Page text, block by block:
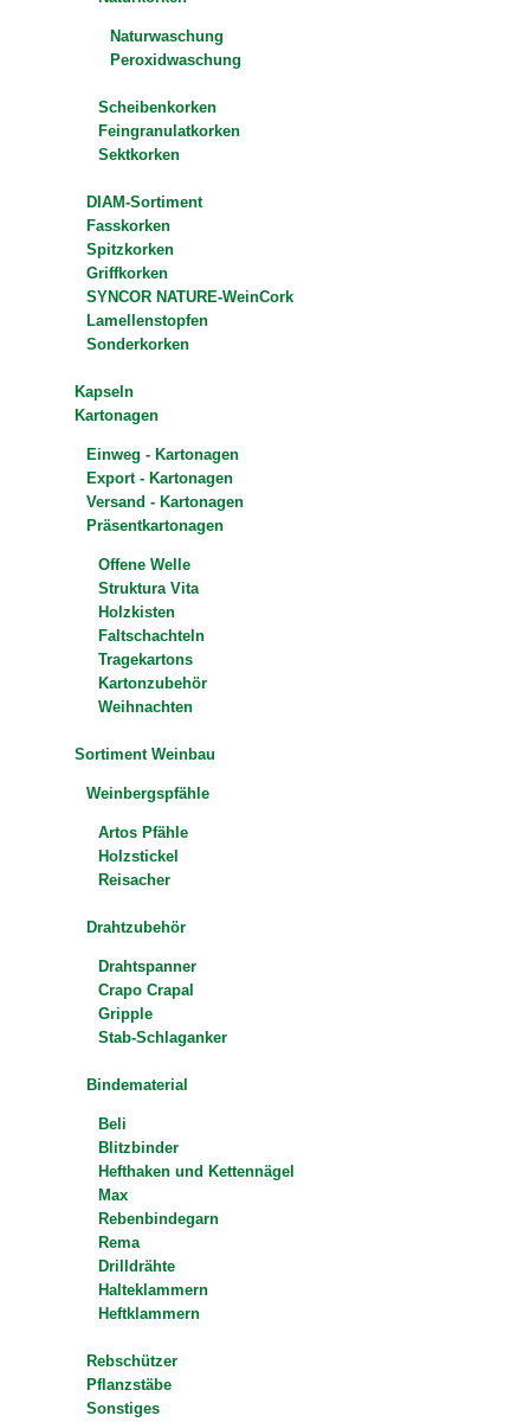
Naturwaschung
Peroxidwaschung
Scheibenkorken
Feingranulatkorken
Sektkorken
DIAM-Sortiment
Fasskorken
Spitzkorken
Griffkorken
SYNCOR NATURE-WeinCork
Lamellenstopfen
Sonderkorken
Kapseln
Kartonagen
Einweg - Kartonagen
Export - Kartonagen
Versand - Kartonagen
Präsentkartonagen
Offene Welle
Struktura Vita
Holzkisten
Faltschachteln
Tragekartons
Kartonzubehör
Weihnachten
Sortiment Weinbau
Weinbergspfähle
Artos Pfähle
Holzstickel
Reisacher
Drahtzubehör
Drahtspanner
Crapo Crapal
Gripple
Stab-Schlaganker
Bindematerial
Beli
Blitzbinder
Hefthaken und Kettennägel
Max
Rebenbindegarn
Rema
Drilldrähte
Halteklammern
Heftklammern
Rebschützer
Pflanzstäbe
Sonstiges